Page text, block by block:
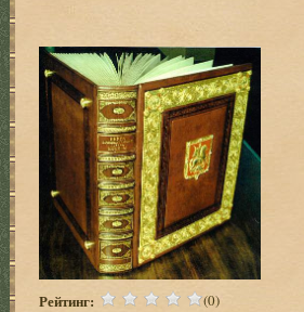
Рейтинг: (0)